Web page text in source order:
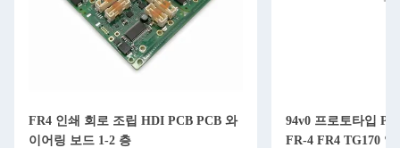
FR4 인쇄 회로 조립 HDI PCB PCB 와
이어링 보드 1-2 층
94v0 프로토타입
FR-4 FR4 TG170 알